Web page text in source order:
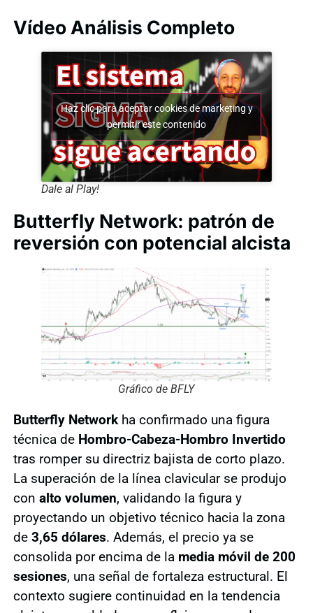
Vídeo Análisis Completo
Haz clic para aceptar cookies de marketing y
permitir este contenido
Dale al Play!
Butterfly Network: patrón de
reversión con potencial alcista
Gráfico de BFLY
Butterfly Networkha confirmado una figura
técnica de Hombro-Cabeza-Hombro Invertido
tras romper su directriz bajista de corto plazo.
La superación de la línea clavicular se produjo
con alto volumen, validando la figura y
proyectando un objetivo técnico hacia la zona
de 3,65 dólares. Además, el precio ya se
consolida por encima de la media móvil de 200
sesiones, una señal de fortaleza estructural. El
contexto sugiere continuidad en la tendencia